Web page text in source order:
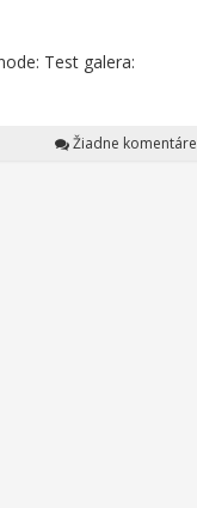
Test galera:
Žiadne komentáre